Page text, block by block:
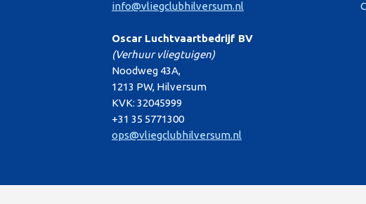
info@vliegclubhilversum.nl
Oscar Luchtvaartbedrijf BV
(Verhuur vliegtuigen)
Noodweg 43A,
1213 PW, Hilversum
KVK: 32045999
+31 35 5771300
ops@vliegclubhilversum.nl